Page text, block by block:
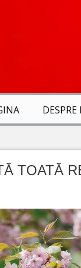
TOATĂ